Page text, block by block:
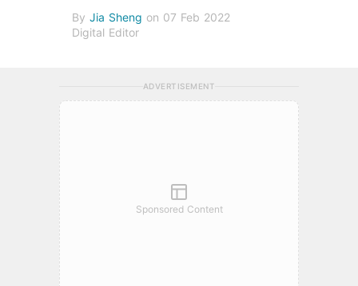
By Jia Sheng on 07 Feb 2022
Digital Editor
ADVERTISEMENT
Sponsored Content